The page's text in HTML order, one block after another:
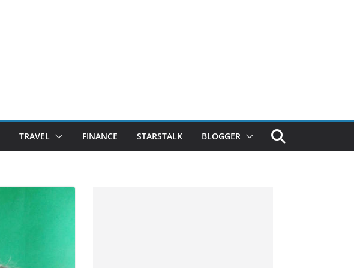
TRAVEL FINANCE STARSTALK BLOGGER